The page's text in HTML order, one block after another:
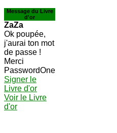
Message du Livre
d'or
ZaZa
Ok poupée,
j'aurai ton mot
de passe !
Merci
PasswordOne
Signer le
Livre d'or
Voir le Livre
d'or